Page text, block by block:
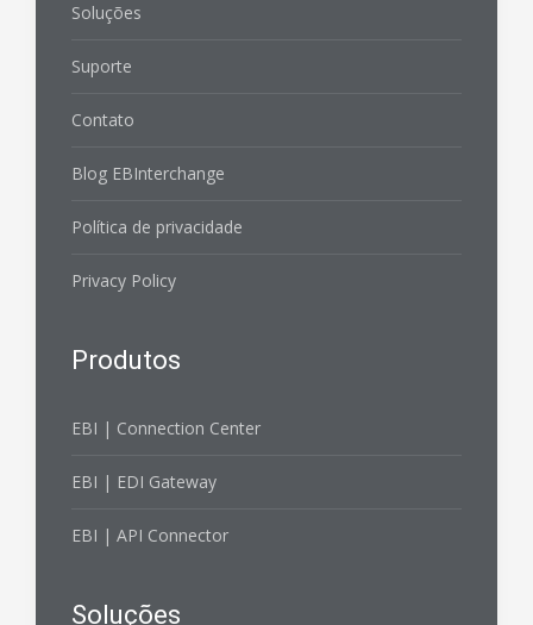
Soluções
Suporte
Contato
Blog EBInterchange
Política de privacidade
Privacy Policy
Produtos
EBI | Connection Center
EBI | EDI Gateway
EBI | API Connector
Soluções